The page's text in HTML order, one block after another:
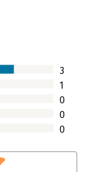
3
1
0
0
0